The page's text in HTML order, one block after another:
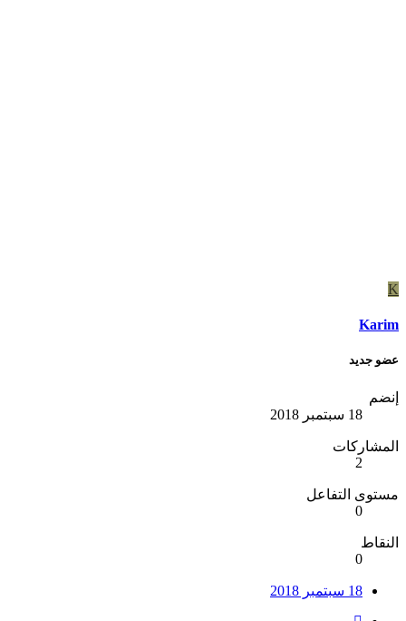
K
Karim
عضو جديد
إنضم
18 سبتمبر 2018
المشاركات
2
مستوى التفاعل
0
النقاط
0
18 سبتمبر 2018